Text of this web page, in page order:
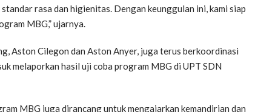
rasa dan higienitas. Dengan keunggulan ini, kami siap
MBG,” ujarnya.
Aston Cilegon dan Aston Anyer, juga terus berkoordinasi
melaporkan hasil uji coba program MBG di UPT SDN
MBG juga dirancang untuk mengajarkan kemandirian dan